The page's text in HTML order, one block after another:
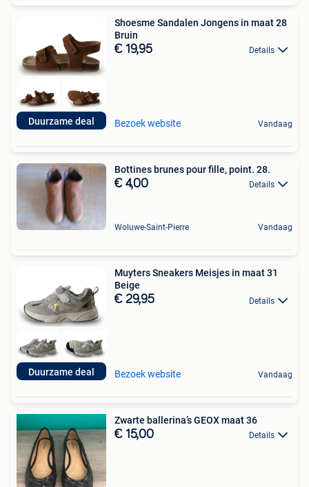
Duurzame deal
Shoesme Sandalen Jongens in maat 28
Bruin
€ 19,95 Details
Bezoek website Vandaag
Bottines brunes pour fille, point. 28.
€ 4,00 Details
Woluwe-Saint-Pierre Vandaag
Duurzame deal
Muyters Sneakers Meisjes in maat 31
Beige
€ 29,95 Details
Bezoek website Vandaag
Zwarte ballerina’s GEOX maat 36
€ 15,00 Details